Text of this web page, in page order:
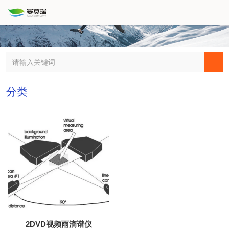
分类
2DVD视频雨滴谱仪